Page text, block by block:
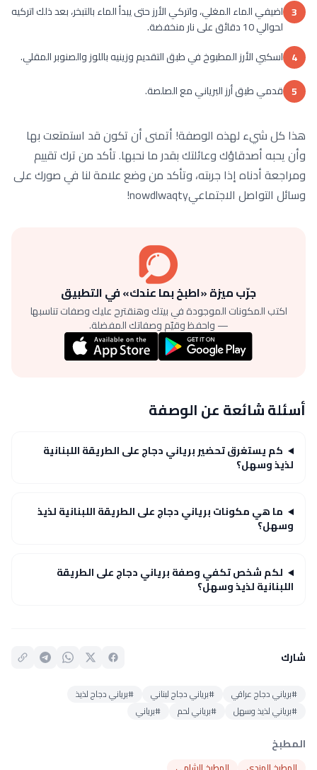
3 اضيفي الماء المغلي، واتركي الأرز حتى يبدأ الماء بالتبخر، بعد ذلك اتركيه
لحوالي 10 دقائق على نار منخفضة.
4 اسكبي الأرز المطبوخ في طبق التقديم وزينيه باللوز والصنوبر المقلي.
5 قدمي طبق أرز البرياني مع الصلصة.
هذا كل شيء لهذه الوصفة! أتمنى أن تكون قد استمتعت بها
وأن يحبه أصدقاؤك وعائلتك بقدر ما نحبها. تأكد من ترك تقييم
ومراجعة أدناه إذا جربته، وتأكد من وضع علامة لنا في صورك على
وسائل التواصل الاجتماعيnowdlwaqty!
جرّب ميزة «اطبخ بما عندك» في التطبيق
اكتب المكونات الموجودة في بيتك وهنقترح عليك وصفات تناسبها
— واحفظ وقيّم وصفاتك المفضلة.
أسئلة شائعة عن الوصفة
كم يستغرق تحضير برياني دجاج على الطريقة اللبنانية
لذيذ وسهل؟
ما هي مكونات برياني دجاج على الطريقة اللبنانية لذيذ
وسهل؟
لكم شخص تكفي وصفة برياني دجاج على الطريقة
اللبنانية لذيذ وسهل؟
شارك
#برياني دجاج عراقي #برياني دجاج لبناني
#برياني دجاج لذيذ
#برياني لذيذ وسهل
#برياني لحم #برياني
المطبخ